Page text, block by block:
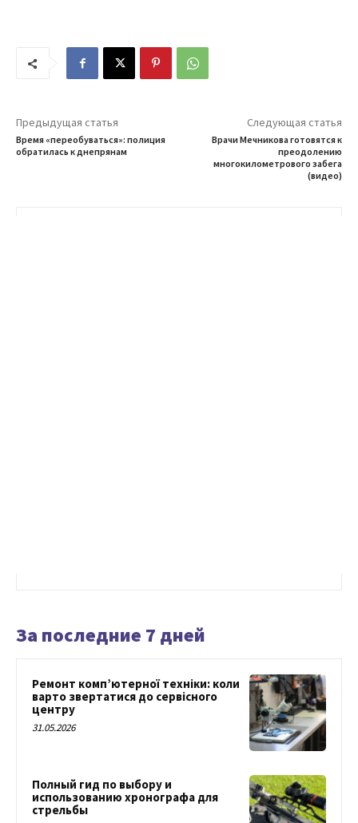
Предыдущая статья
Время «переобуваться»: полиция
обратилась к днепрянам
Следующая статья
Врачи Мечникова готовятся к
преодолению
многокилометрового забега
(видео)
За последние 7 дней
Ремонт комп’ютерної техніки: коли
варто звертатися до сервісного
центру
31.05.2026
Полный гид по выбору и
использованию хронографа для
стрельбы